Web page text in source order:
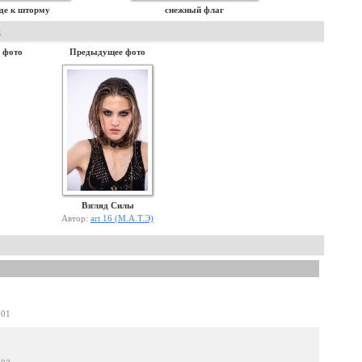
к шторму снежный флаг
Предыдущее фото
Взгляд Силы
Автор: art 16 (М.А.Т.Э)